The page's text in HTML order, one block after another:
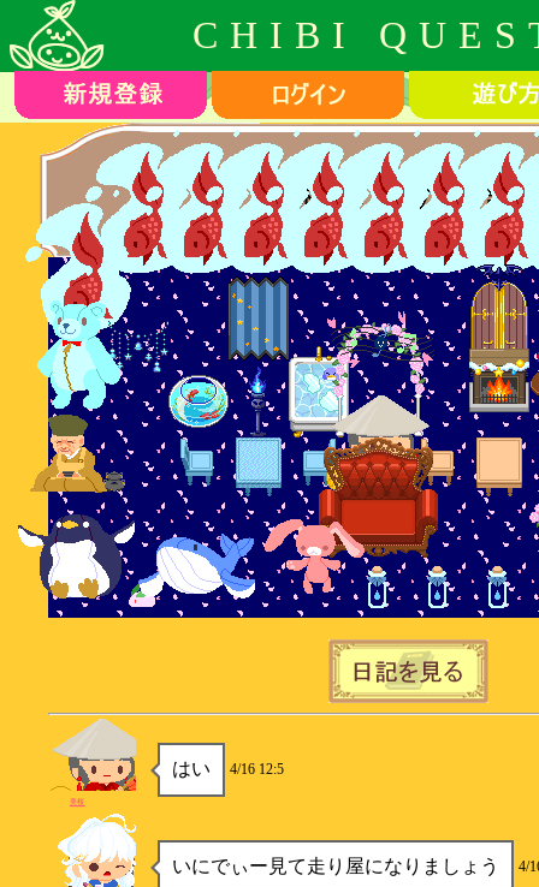
CHIBI
美桜さんのお部
はい 4/16 12:5
美桜
いにでぃー見て走り屋になりましょう 4/